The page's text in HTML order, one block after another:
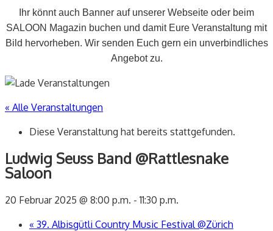
Ihr könnt auch Banner auf unserer Webseite oder beim
SALOON Magazin buchen und damit Eure Veranstaltung mit
Bild hervorheben. Wir senden Euch gern ein unverbindliches
Angebot zu.
« Alle Veranstaltungen
Diese Veranstaltung hat bereits stattgefunden.
Ludwig Seuss Band @Rattlesnake
Saloon
20 Februar 2025 @ 8:00 p.m. -11:30 p.m.
« 39. Albisgütli Country Music Festival @Zürich